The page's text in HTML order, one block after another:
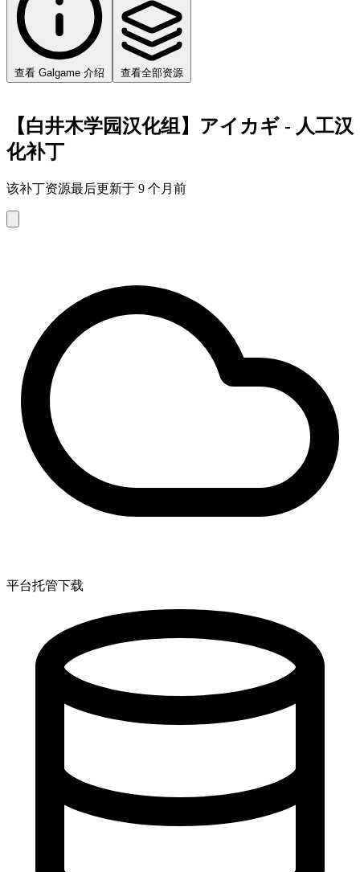
查看 Galgame 介绍 查看全部资源
【白井木学园汉化组】アイカギ - 人工汉
化补丁
该补丁资源最后更新于 9 个月前
平台托管下载